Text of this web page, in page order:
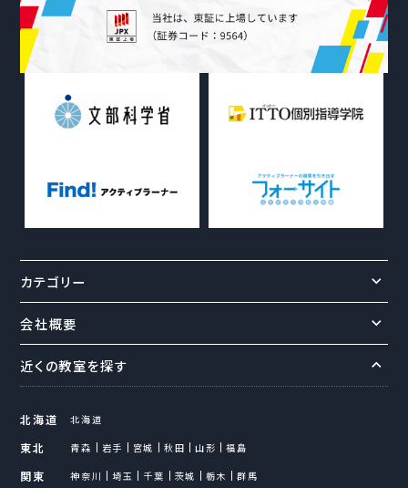
カテゴリー
会社概要
近くの教室を探す
北海道 北海道
東北 青森 岩手 宮城 秋田 山形 福島
関東 神奈川 埼玉 千葉 茨城 栃木 群馬